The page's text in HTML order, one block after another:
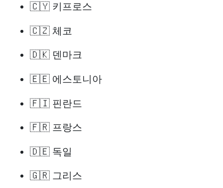
🇨🇾 키프로스
🇨🇿 체코
🇩🇰 덴마크
🇪🇪 에스토니아
🇫🇮 핀란드
🇫🇷 프랑스
🇩🇪 독일
🇬🇷 그리스